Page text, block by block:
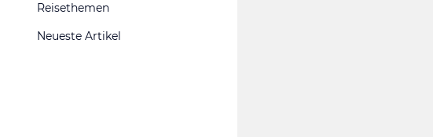
Reisethemen
Neueste Artikel